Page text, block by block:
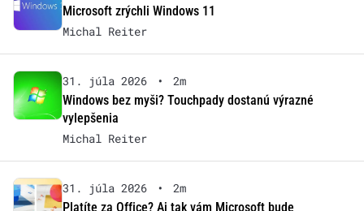
Microsoft zrýchli Windows 11
Michal Reiter
31. júla 2026 •
2m
Windows bez myši? Touchpady dostanú výrazné
vylepšenia
Michal Reiter
31. júla 2026 •
2m
Platíte za Office? Aj tak vám Microsoft bude